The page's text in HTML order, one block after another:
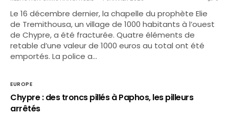
Le 16 décembre dernier, la chapelle du prophète Elie
de Tremithousa, un village de 1000 habitants à l’ouest
de Chypre, a été fracturée. Quatre éléments de
retable d’une valeur de 1000 euros au total ont été
emportés. La police a…
EUROPE
Chypre : des troncs pillés à Paphos, les pilleurs
arrêtés